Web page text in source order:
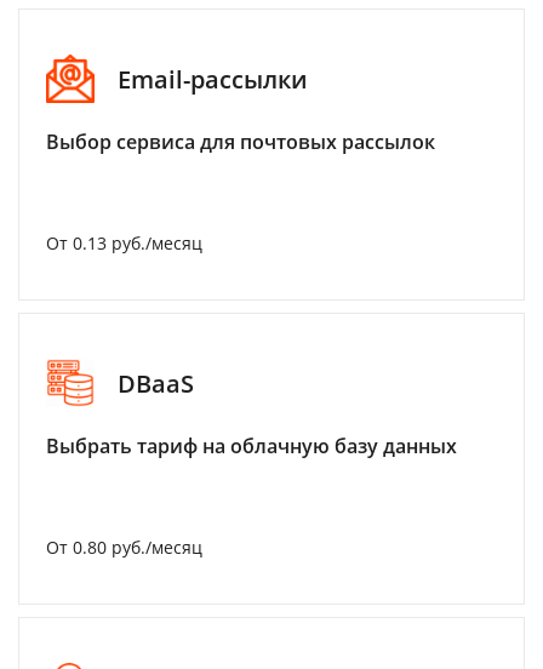
Email-рассылки
Выбор сервиса для почтовых рассылок
От 0.13 руб./месяц
DBaaS
Выбрать тариф на облачную базу данных
От 0.80 руб./месяц